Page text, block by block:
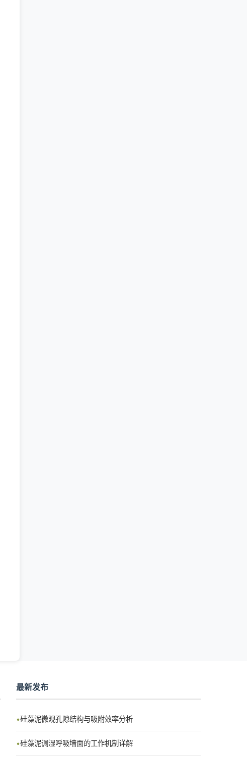
最新发布
硅藻泥微观孔隙结构与吸附效率分析
硅藻泥调湿呼吸墙面的工作机制详解